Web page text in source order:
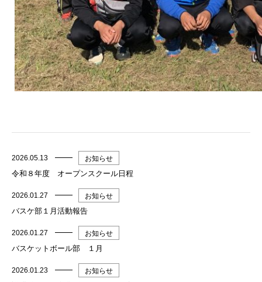
2026.05.13 お知らせ
令和８年度 オープンスクール日程
2026.01.27 お知らせ
バスケ部１月活動報告
2026.01.27 お知らせ
バスケットボール部 １月
2026.01.23 お知らせ